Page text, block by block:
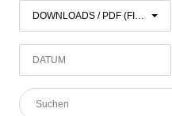
DOWNLOADS / PDF (FILTER)